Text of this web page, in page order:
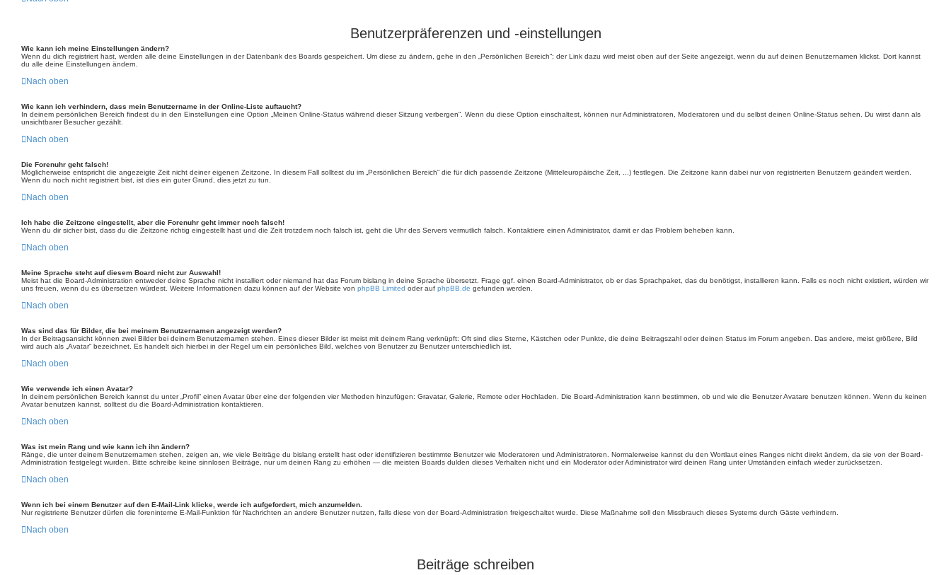
Benutzerpräferenzen und -einstellungen
Wie kann ich meine Einstellungen ändern?
Wenn du dich registriert hast, werden alle deine Einstellungen in der Datenbank des Boards gespeichert. Um diese zu ändern, gehe in den „Persönlichen Bereich“; der Link dazu wird meist oben auf der Seite angezeigt, wenn du auf deinen Benutzernamen klickst. Dort kannst
du alle deine Einstellungen ändern.
Nach oben
Wie kann ich verhindern, dass mein Benutzername in der Online-Liste auftaucht?
In deinem persönlichen Bereich findest du in den Einstellungen eine Option „Meinen Online-Status während dieser Sitzung verbergen“. Wenn du diese Option einschaltest, können nur Administratoren, Moderatoren und du selbst deinen Online-Status sehen. Du wirst dann als
unsichtbarer Besucher gezählt.
Nach oben
Die Forenuhr geht falsch!
Möglicherweise entspricht die angezeigte Zeit nicht deiner eigenen Zeitzone. In diesem Fall solltest du im „Persönlichen Bereich“ die für dich passende Zeitzone (Mitteleuropäische Zeit, ...) festlegen. Die Zeitzone kann dabei nur von registrierten Benutzern geändert werden.
Wenn du noch nicht registriert bist, ist dies ein guter Grund, dies jetzt zu tun.
Nach oben
Ich habe die Zeitzone eingestellt, aber die Forenuhr geht immer noch falsch!
Wenn du dir sicher bist, dass du die Zeitzone richtig eingestellt hast und die Zeit trotzdem noch falsch ist, geht die Uhr des Servers vermutlich falsch. Kontaktiere einen Administrator, damit er das Problem beheben kann.
Nach oben
Meine Sprache steht auf diesem Board nicht zur Auswahl!
Meist hat die Board-Administration entweder deine Sprache nicht installiert oder niemand hat das Forum bislang in deine Sprache übersetzt. Frage ggf. einen Board-Administrator, ob er das Sprachpaket, das du benötigst, installieren kann. Falls es noch nicht existiert, würden wir
uns freuen, wenn du es übersetzen würdest. Weitere Informationen dazu können auf der Website von phpBB Limited oder auf phpBB.de gefunden werden.
Nach oben
Was sind das für Bilder, die bei meinem Benutzernamen angezeigt werden?
In der Beitragsansicht können zwei Bilder bei deinem Benutzernamen stehen. Eines dieser Bilder ist meist mit deinem Rang verknüpft: Oft sind dies Sterne, Kästchen oder Punkte, die deine Beitragszahl oder deinen Status im Forum angeben. Das andere, meist größere, Bild
wird auch als „Avatar“ bezeichnet. Es handelt sich hierbei in der Regel um ein persönliches Bild, welches von Benutzer zu Benutzer unterschiedlich ist.
Nach oben
Wie verwende ich einen Avatar?
In deinem persönlichen Bereich kannst du unter „Profil“ einen Avatar über eine der folgenden vier Methoden hinzufügen: Gravatar, Galerie, Remote oder Hochladen. Die Board-Administration kann bestimmen, ob und wie die Benutzer Avatare benutzen können. Wenn du keinen
Avatar benutzen kannst, solltest du die Board-Administration kontaktieren.
Nach oben
Was ist mein Rang und wie kann ich ihn ändern?
Ränge, die unter deinem Benutzernamen stehen, zeigen an, wie viele Beiträge du bislang erstellt hast oder identifizieren bestimmte Benutzer wie Moderatoren und Administratoren. Normalerweise kannst du den Wortlaut eines Ranges nicht direkt ändern, da sie von der Board-
Administration festgelegt wurden. Bitte schreibe keine sinnlosen Beiträge, nur um deinen Rang zu erhöhen — die meisten Boards dulden dieses Verhalten nicht und ein Moderator oder Administrator wird deinen Rang unter Umständen einfach wieder zurücksetzen.
Nach oben
Wenn ich bei einem Benutzer auf den E-Mail-Link klicke, werde ich aufgefordert, mich anzumelden.
Nur registrierte Benutzer dürfen die foreninterne E-Mail-Funktion für Nachrichten an andere Benutzer nutzen, falls diese von der Board-Administration freigeschaltet wurde. Diese Maßnahme soll den Missbrauch dieses Systems durch Gäste verhindern.
Nach oben
Beiträge schreiben